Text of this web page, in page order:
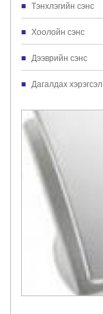
Тэнхлэгийн сэнс
Хоолойн сэнс
Дээврийн сэнс
Дагалдах хэрэгсэл